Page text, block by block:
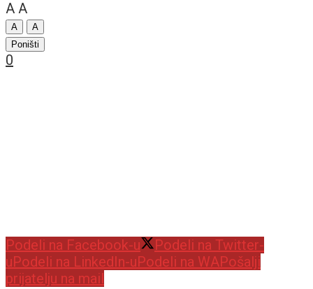
A A
A
A
Poništi
0
Podeli na Facebook-u
Podeli na Twitter-
u Podeli na LinkedIn-u Podeli na WAPošalji
prijatelju na mail